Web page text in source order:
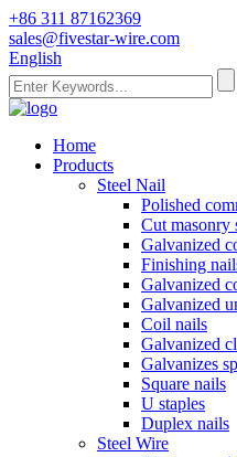
+86 311 87162369
sales@fivestar-wire.com
English
Home
Products
Steel Nail
Polished
Cut masonry
Galvanized
Finishing
Galvanized
Galvanized
Coil nails
Galvanized
Galvanizes
Square nails
U staples
Duplex nails
Steel Wire